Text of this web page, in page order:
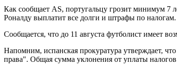
Как сообщает AS, португальцу грозит минимум 7
Роналду выплатит все долги и штрафы по налогам.
Сообщается, что до 11 августа футболист имеет
Напомним, испанская прокуратура утверждает,
права". Общая сумма уклонения от уплаты